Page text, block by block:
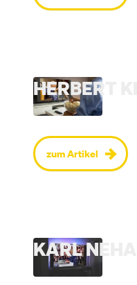
HERBERT
zum Artikel
KARL